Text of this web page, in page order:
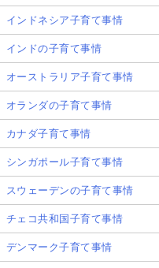
インドネシア子育て事情
インドの子育て事情
オーストラリア子育て事情
オランダの子育て事情
カナダ子育て事情
シンガポール子育て事情
スウェーデンの子育て事情
チェコ共和国子育て事情
デンマーク子育て事情